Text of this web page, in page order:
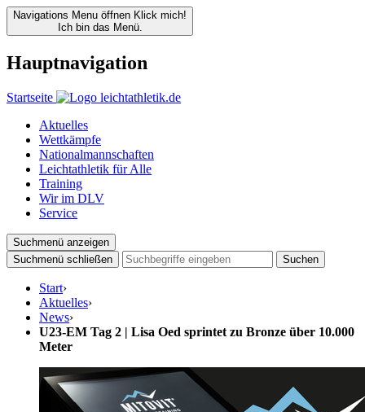
Navigations Menu öffnen Klick mich!
Ich bin das Menü.
Hauptnavigation
Startseite
Aktuelles
Wettkämpfe
Nationalmannschaften
Leichtathletik für Alle
Training
Wir im DLV
Service
Suchmenü anzeigen
Suchmenü schließen
Suchen
Start›
Aktuelles›
News›
U23-EM Tag 2 | Lisa Oed sprintet zu Bronze über 10.000
Meter